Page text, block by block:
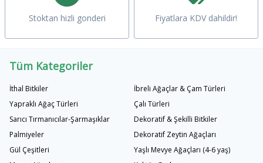
Stoktan hizli gonderi Fiyatlara KDV dahildir!
Tüm Kategoriler
İthal Bitkiler
İbreli Ağaçlar & Çam Türleri
Yapraklı Ağaç Türleri
Çalı Türleri
Sarıcı Tırmanıcılar-Şarmaşıklar
Dekoratif & Şekilli Bitkiler
Palmiyeler
Dekoratif Zeytin Ağaçları
Gül Çeşitleri
Yaşlı Mevye Ağaçları (4-6 yaş)